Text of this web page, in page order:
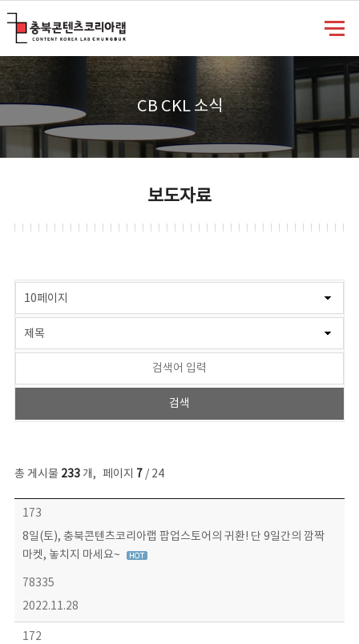
CB CKL 소식
보도자료
총 게시물 233개, 페이지 7 / 24
보도자료 목록 - 번호, 제목, 작성자, 파일, 조회수, 작성일 정보 제공
173
8일(토), 충북콘텐츠코리아랩 팝업스토어의 귀환! 단 9일간의 깜짝
마켓, 놓치지 마세요~
78335
2022.11.28
172